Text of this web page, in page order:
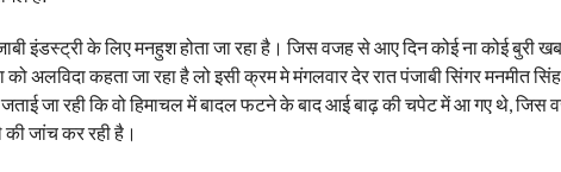
इंडस्ट्री के लिए मनहुश होता जा रहा है। जिस वजह से आए दिन कोई ना कोई बुरी
अलविदा कहता जा रहा है लो इसी क्रम मे मंगलवार देर रात पंजाबी सिंगर मनमीत
जा रही कि वो हिमाचल में बादल फटने के बाद आई बाढ़ की चपेट में आ गए थे, जिस
जांच कर रही है।